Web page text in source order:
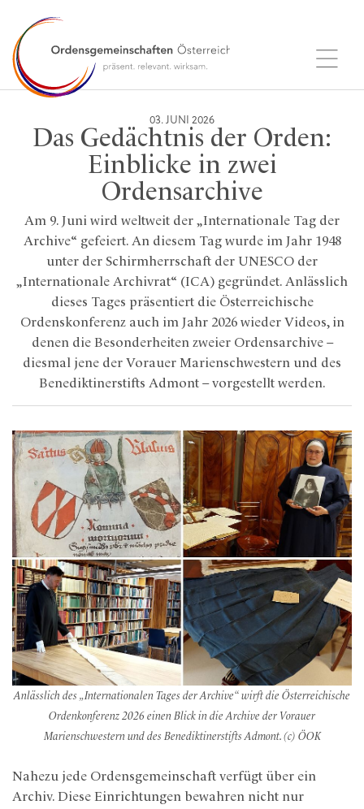
03. JUNI 2026
Das Gedächtnis der Orden:
Einblicke in zwei
Ordensarchive
Am 9. Juni wird weltweit der „Internationale Tag der
Archive“ gefeiert. An diesem Tag wurde im Jahr 1948
unter der Schirmherrschaft der UNESCO der
„Internationale Archivrat“ (ICA) gegründet. Anlässlich
dieses Tages präsentiert die Österreichische
Ordenskonferenz auch im Jahr 2026 wieder Videos, in
denen die Besonderheiten zweier Ordensarchive –
diesmal jene der Vorauer Marienschwestern und des
Benediktinerstifts Admont – vorgestellt werden.
Anlässlich des „Internationalen Tages der Archive“ wirft die Österreichische
Ordenkonferenz 2026 einen Blick in die Archive der Vorauer
Marienschwestern und des Benediktinerstifts Admont. (c) ÖOK
Nahezu jede Ordensgemeinschaft verfügt über ein
Archiv. Diese Einrichtungen bewahren nicht nur